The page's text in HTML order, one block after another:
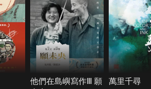
他們在島嶼寫作Ⅲ 願
萬里千尋